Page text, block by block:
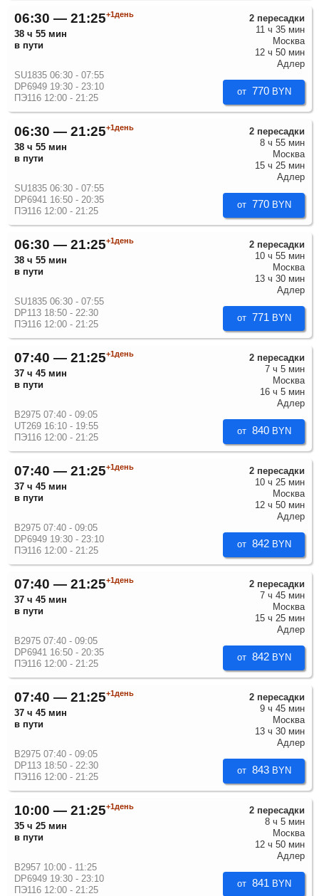
06:30 — 21:25+1день
38 ч 55 мин
в пути
от 770 BYN
2 пересадки
11 ч 35 мин
Москва
12 ч 50 мин
Адлер
SU1835 06:30 - 07:55
DP6949 19:30 - 23:10
ПЭ116 12:00 - 21:25
06:30 — 21:25+1день
38 ч 55 мин
в пути
от 770 BYN
2 пересадки
8 ч 55 мин
Москва
15 ч 25 мин
Адлер
SU1835 06:30 - 07:55
DP6941 16:50 - 20:35
ПЭ116 12:00 - 21:25
06:30 — 21:25+1день
38 ч 55 мин
в пути
от 771 BYN
2 пересадки
10 ч 55 мин
Москва
13 ч 30 мин
Адлер
SU1835 06:30 - 07:55
DP113 18:50 - 22:30
ПЭ116 12:00 - 21:25
07:40 — 21:25+1день
37 ч 45 мин
в пути
от 840 BYN
2 пересадки
7 ч 5 мин
Москва
16 ч 5 мин
Адлер
B2975 07:40 - 09:05
UT269 16:10 - 19:55
ПЭ116 12:00 - 21:25
07:40 — 21:25+1день
37 ч 45 мин
в пути
от 842 BYN
2 пересадки
10 ч 25 мин
Москва
12 ч 50 мин
Адлер
B2975 07:40 - 09:05
DP6949 19:30 - 23:10
ПЭ116 12:00 - 21:25
07:40 — 21:25+1день
37 ч 45 мин
в пути
от 842 BYN
2 пересадки
7 ч 45 мин
Москва
15 ч 25 мин
Адлер
B2975 07:40 - 09:05
DP6941 16:50 - 20:35
ПЭ116 12:00 - 21:25
07:40 — 21:25+1день
37 ч 45 мин
в пути
от 843 BYN
2 пересадки
9 ч 45 мин
Москва
13 ч 30 мин
Адлер
B2975 07:40 - 09:05
DP113 18:50 - 22:30
ПЭ116 12:00 - 21:25
10:00 — 21:25+1день
35 ч 25 мин
в пути
от 841 BYN
2 пересадки
8 ч 5 мин
Москва
12 ч 50 мин
Адлер
B2957 10:00 - 11:25
DP6949 19:30 - 23:10
ПЭ116 12:00 - 21:25